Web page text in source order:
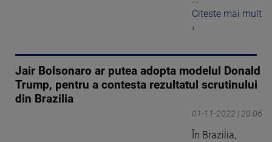
Citeste mai mult
›
Jair Bolsonaro ar putea adopta modelul Donald
Trump, pentru a contesta rezultatul scrutinului
din Brazilia
01-11-2022 | 20:06
În Brazilia,